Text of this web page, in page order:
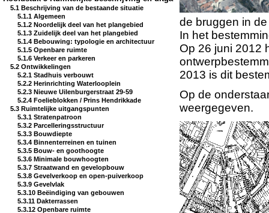
5.1 Beschrijving van de bestaande situatie
5.1.1 Algemeen
5.1.2 Noordelijk deel van het plangebied
5.1.3 Zuidelijk deel van het plangebied
5.1.4 Bebouwing: typologie en architectuur
5.1.5 Openbare ruimte
5.1.6 Verkeer en parkeren
5.2 Ontwikkelingen
5.2.1 Stadhuis verbouwt
5.2.2 Herinrichting Waterlooplein
5.2.3 Nieuwe Uilenburgerstraat 29-59
5.2.4 Foelieblokken / Prins Hendrikkade
5.3 Ruimtelijke uitgangspunten
5.3.1 Stratenpatroon
5.3.2 Parcelleringsstructuur
5.3.3 Bouwdiepte
5.3.4 Binnenterreinen en tuinen
5.3.5 Bouw- en goothoogte
5.3.6 Minimale bouwhoogten
5.3.7 Straatwand en gevelopbouw
5.3.8 Gevelverkoop en open-puiverkoop
5.3.9 Gevelvlak
5.3.10 Beëindiging van gebouwen
5.3.11 Dakterrassen
5.3.12 Openbare ruimte
de bruggen in
In het
Op 26 juni 2012
2013 is dit
Op de
weergegeven.